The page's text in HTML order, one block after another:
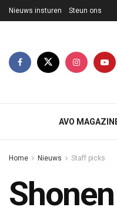
Nieuws insturen Steun ons
AVO
Home Nieuws Staff picks